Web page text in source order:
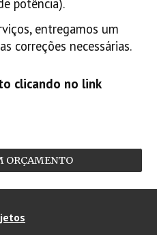
potência).
entregamos um
correções necessárias.
clicando no link
ORÇAMENTO